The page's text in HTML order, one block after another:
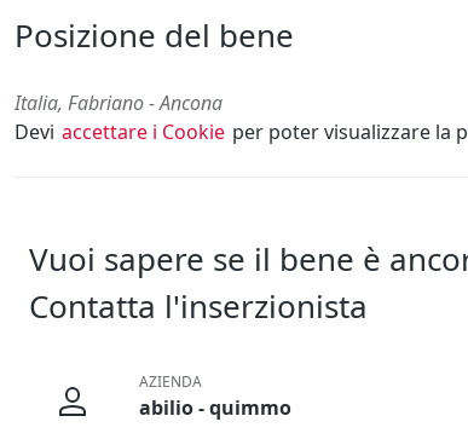
Posizione del bene
Italia, Fabriano - Ancona
Devi accettare i Cookie per poter visualizzare la
Vuoi sapere se il bene è
Contatta l'inserzionista
AZIENDA
abilio - quimmo